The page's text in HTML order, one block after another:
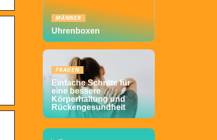
MÄNNER
Uhrenboxen
FRAUEN
Einfache Schritte für
eine bessere
Körperhaltung und
Rückengesundheit